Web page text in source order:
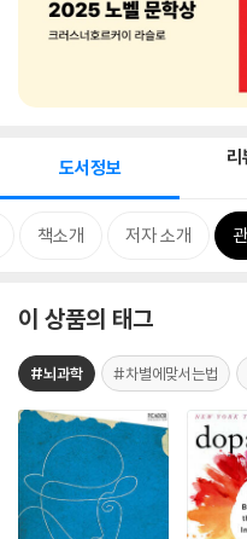
도서정보
책소개 저자 소개
이 상품의 태그
#뇌과학 #차별에맞서는법